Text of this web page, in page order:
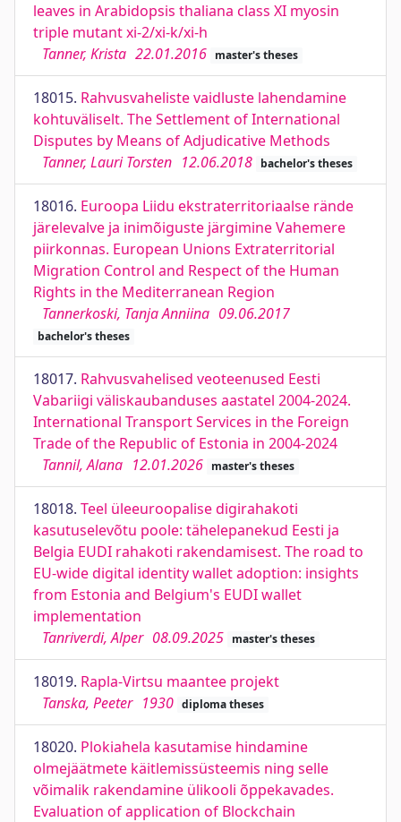
leaves in Arabidopsis thaliana class XI myosin
triple mutant xi-2/xi-k/xi-h
Tanner, Krista 22.01.2016 master's theses
18015. Rahvusvaheliste vaidluste lahendamine
kohtuväliselt. The Settlement of International
Disputes by Means of Adjudicative Methods
Tanner, Lauri Torsten 12.06.2018 bachelor's theses
18016. Euroopa Liidu ekstraterritoriaalse rände
järelevalve ja inimõiguste järgimine Vahemere
piirkonnas. European Unions Extraterritorial
Migration Control and Respect of the Human
Rights in the Mediterranean Region
Tannerkoski, Tanja Anniina 09.06.2017
bachelor's theses
18017. Rahvusvahelised veoteenused Eesti
Vabariigi väliskaubanduses aastatel 2004-2024.
International Transport Services in the Foreign
Trade of the Republic of Estonia in 2004-2024
Tannil, Alana 12.01.2026 master's theses
18018. Teel üleeuroopalise digirahakoti
kasutuselevõtu poole: tähelepanekud Eesti ja
Belgia EUDI rahakoti rakendamisest. The road to
EU-wide digital identity wallet adoption: insights
from Estonia and Belgium's EUDI wallet
implementation
Tanriverdi, Alper 08.09.2025 master's theses
18019. Rapla-Virtsu maantee projekt
Tanska, Peeter 1930 diploma theses
18020. Plokiahela kasutamise hindamine
olmejäätmete käitlemissüsteemis ning selle
võimalik rakendamine ülikooli õppekavades.
Evaluation of application of Blockchain